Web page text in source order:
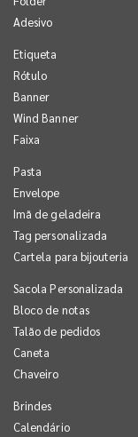
Adesivo
Etiqueta
Rótulo
Banner
Wind Banner
Faixa
Pasta
Envelope
Imã de geladeira
Tag personalizada
Cartela para bijouteria
Sacola Personalizada
Bloco de notas
Talão de pedidos
Caneta
Chaveiro
Brindes
Calendário